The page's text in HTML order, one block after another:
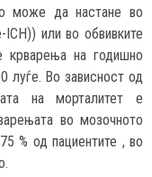
може да настане во
или во обвивките
крварења на годишно
луѓе. Во зависност од
на морталитет е
во мозочното
% од пациентите , во